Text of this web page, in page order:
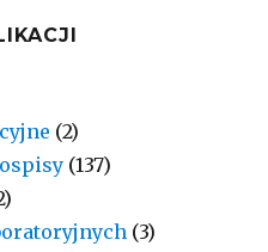
(2)
(137)
(3)